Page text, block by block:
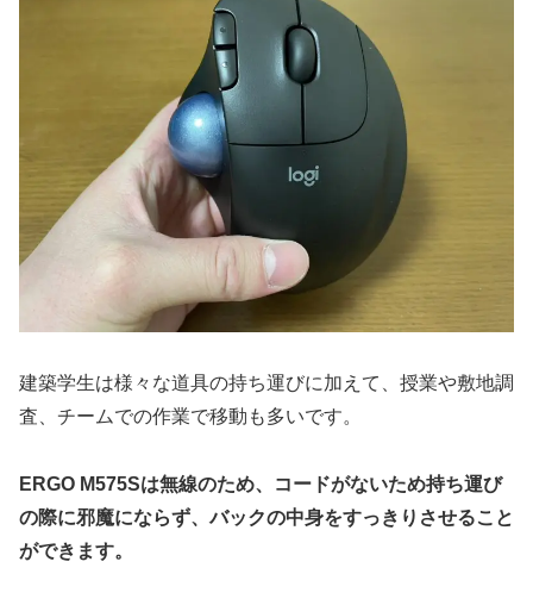
建築学生は様々な道具の持ち運びに加えて、授業や敷地調
査、チームでの作業で移動も多いです。
ERGO M575Sは無線のため、コードがないため持ち運び
の際に邪魔にならず、バックの中身をすっきりさせること
ができます。